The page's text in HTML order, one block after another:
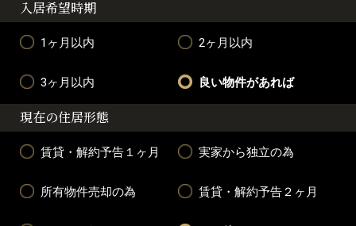
入居希望時期
1ヶ月以内 2ヶ月以内
3ヶ月以内 良い物件があれば
現在の住居形態
賃貸・解約予告１ヶ月 実家から独立の為
所有物件売却の為 賃貸・解約予告２ヶ月